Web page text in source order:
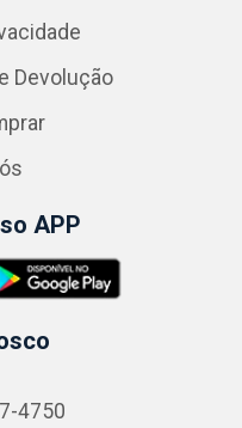
Devolução
APP
4750